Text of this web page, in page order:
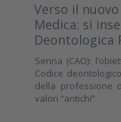
Verso il
Medica: si
Deontologica
Senna (CAO):
Codice
della professione
valori “antichi”